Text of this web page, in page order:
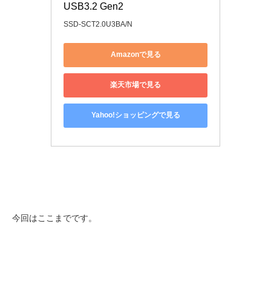
USB3.2 Gen2
SSD-SCT2.0U3BA/N
Amazonで見る
楽天市場で見る
Yahoo!ショッピングで見る
今回はここまでです。